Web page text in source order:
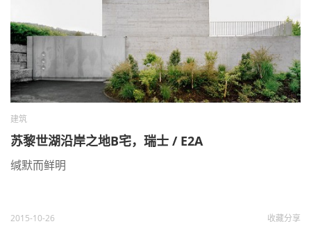
建筑
苏黎世湖沿岸之地B宅，瑞士 / E2A
缄默而鲜明
2015-10-26 收藏分享